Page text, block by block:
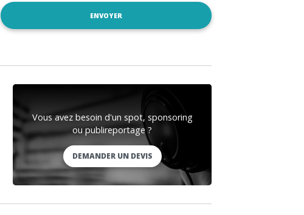
Vous avez besoin d'un spot, sponsoring
ou publireportage ?
DEMANDER UN DEVIS